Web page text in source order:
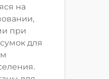
на
при
для